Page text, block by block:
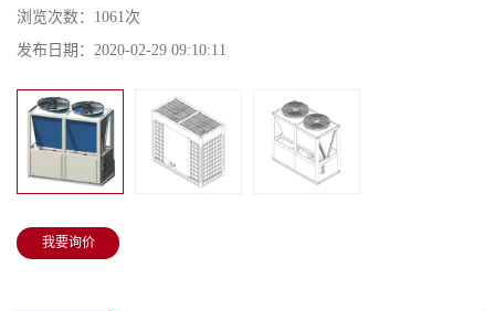
浏览次数： 1061次
发布日期： 2020-02-29 09:10:11
我要询价